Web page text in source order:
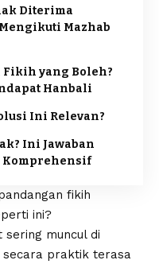
Diterima
Mazhab
yang Boleh?
Hanbali
Ini Relevan?
Ini Jawaban
Komprehensif
fikih
ini?
muncul di
praktik terasa